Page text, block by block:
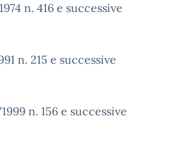
n. 416 e successive
n. 215 e successive
n. 156 e successive